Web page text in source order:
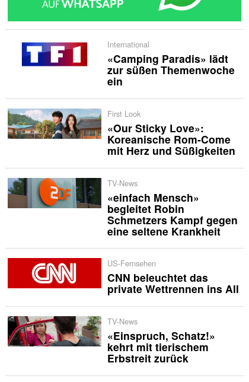
International
«Camping Paradis» lädt
zur süßen Themenwoche
ein
First Look
«Our Sticky Love»:
Koreanische Rom-Come
mit Herz und Süßigkeiten
TV-News
«einfach Mensch»
begleitet Robin
Schmetzers Kampf gegen
eine seltene Krankheit
US-Fernsehen
CNN beleuchtet das
private Wettrennen ins All
TV-News
«Einspruch, Schatz!»
kehrt mit tierischem
Erbstreit zurück